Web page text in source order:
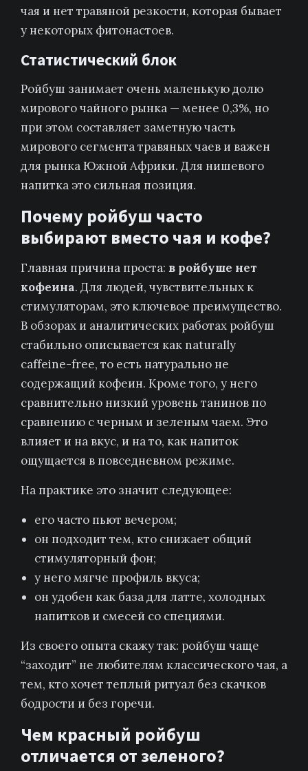
чая и нет травяной резкости, которая бывает
у некоторых фитонастоев.
Статистический блок
Ройбуш занимает очень маленькую долю
мирового чайного рынка — менее 0,3%, но
при этом составляет заметную часть
мирового сегмента травяных чаев и важен
для рынка Южной Африки. Для нишевого
напитка это сильная позиция.
Почему ройбуш часто
выбирают вместо чая и кофе?
Главная причина проста: в ройбуше нет
кофеина. Для людей, чувствительных к
стимуляторам, это ключевое преимущество.
В обзорах и аналитических работах ройбуш
стабильно описывается как naturally
caffeine-free, то есть натурально не
содержащий кофеин. Кроме того, у него
сравнительно низкий уровень танинов по
сравнению с черным и зеленым чаем. Это
влияет и на вкус, и на то, как напиток
ощущается в повседневном режиме.
На практике это значит следующее:
его часто пьют вечером;
он подходит тем, кто снижает общий
стимуляторный фон;
у него мягче профиль вкуса;
он удобен как база для латте, холодных
напитков и смесей со специями.
Из своего опыта скажу так: ройбуш чаще
“заходит” не любителям классического чая, а
тем, кто хочет теплый ритуал без скачков
бодрости и без горечи.
Чем красный ройбуш
отличается от зеленого?